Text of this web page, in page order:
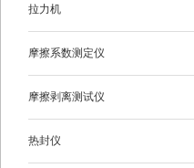
拉力机
摩擦系数测定仪
摩擦剥离测试仪
热封仪